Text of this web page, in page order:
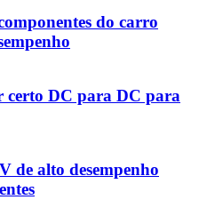
do carro
certo DC para DC para
de alto desempenho